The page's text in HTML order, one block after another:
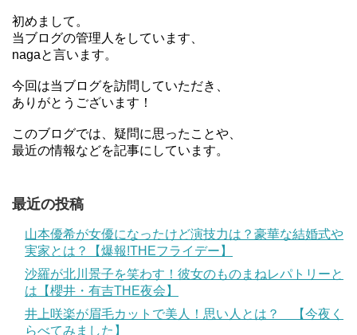
初めまして。
当ブログの管理人をしています、
nagaと言います。
今回は当ブログを訪問していただき、
ありがとうございます！
このブログでは、疑問に思ったことや、
最近の情報などを記事にしています。
最近の投稿
山本優希が女優になったけど演技力は？豪華な結婚式や
実家とは？【爆報!THEフライデー】
沙羅が北川景子を笑わす！彼女のものまねレパトリーと
は【櫻井・有吉THE夜会】
井上咲楽が眉毛カットで美人！思い人とは？ 【今夜く
らべてみました】